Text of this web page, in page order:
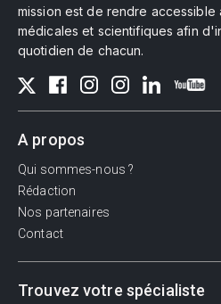
mission est de rendre accessible
médicales et scientifiques afin
quotidien de chacun.
A propos
Qui sommes-nous ?
Rédaction
Nos partenaires
Contact
Trouvez votre spécialiste